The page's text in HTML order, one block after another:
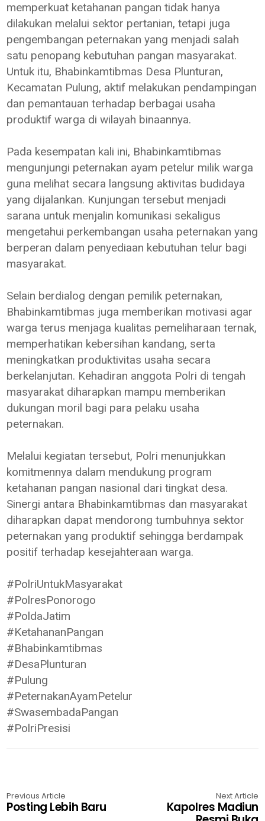
memperkuat ketahanan pangan tidak hanya
dilakukan melalui sektor pertanian, tetapi juga
pengembangan peternakan yang menjadi salah
satu penopang kebutuhan pangan masyarakat.
Untuk itu, Bhabinkamtibmas Desa Plunturan,
Kecamatan Pulung, aktif melakukan pendampingan
dan pemantauan terhadap berbagai usaha
produktif warga di wilayah binaannya.
Pada kesempatan kali ini, Bhabinkamtibmas
mengunjungi peternakan ayam petelur milik warga
guna melihat secara langsung aktivitas budidaya
yang dijalankan. Kunjungan tersebut menjadi
sarana untuk menjalin komunikasi sekaligus
mengetahui perkembangan usaha peternakan yang
berperan dalam penyediaan kebutuhan telur bagi
masyarakat.
Selain berdialog dengan pemilik peternakan,
Bhabinkamtibmas juga memberikan motivasi agar
warga terus menjaga kualitas pemeliharaan ternak,
memperhatikan kebersihan kandang, serta
meningkatkan produktivitas usaha secara
berkelanjutan. Kehadiran anggota Polri di tengah
masyarakat diharapkan mampu memberikan
dukungan moril bagi para pelaku usaha
peternakan.
Melalui kegiatan tersebut, Polri menunjukkan
komitmennya dalam mendukung program
ketahanan pangan nasional dari tingkat desa.
Sinergi antara Bhabinkamtibmas dan masyarakat
diharapkan dapat mendorong tumbuhnya sektor
peternakan yang produktif sehingga berdampak
positif terhadap kesejahteraan warga.
#PolriUntukMasyarakat
#PolresPonorogo
#PoldaJatim
#KetahananPangan
#Bhabinkamtibmas
#DesaPlunturan
#Pulung
#PeternakanAyamPetelur
#SwasembadaPangan
#PolriPresisi
Previous Article
Posting Lebih Baru
Next Article
Kapolres Madiun